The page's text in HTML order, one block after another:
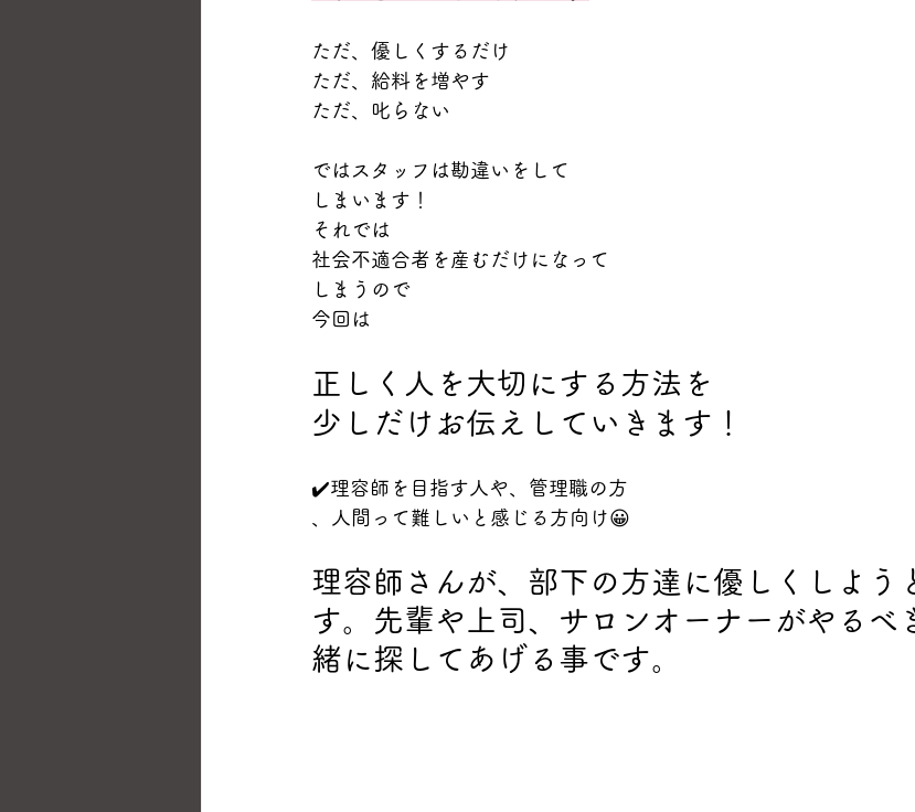
ただ、優しくするだけ
ただ、給料を増やす
ただ、叱らない
ではスタッフは勘違いをして
しまいます！
それでは
社会不適合者を産むだけになって
しまうので
今回は
正しく人を大切にする方法を
少しだけお伝えしていきます！
✔️理容師を目指す人や、管理職の方
、人間って難しいと感じる方向け😀
理容師さんが、部下の方達に優しくしよう
す。先輩や上司、サロンオーナーがやるべ
緒に探してあげる事です。